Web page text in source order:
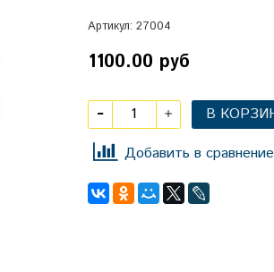
Артикул: 27004
1100.00 руб
В
Добавить в сравнение